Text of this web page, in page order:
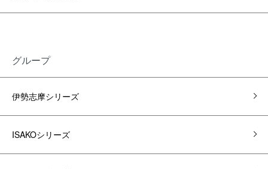
グループ
伊勢志摩シリーズ
ISAKOシリーズ